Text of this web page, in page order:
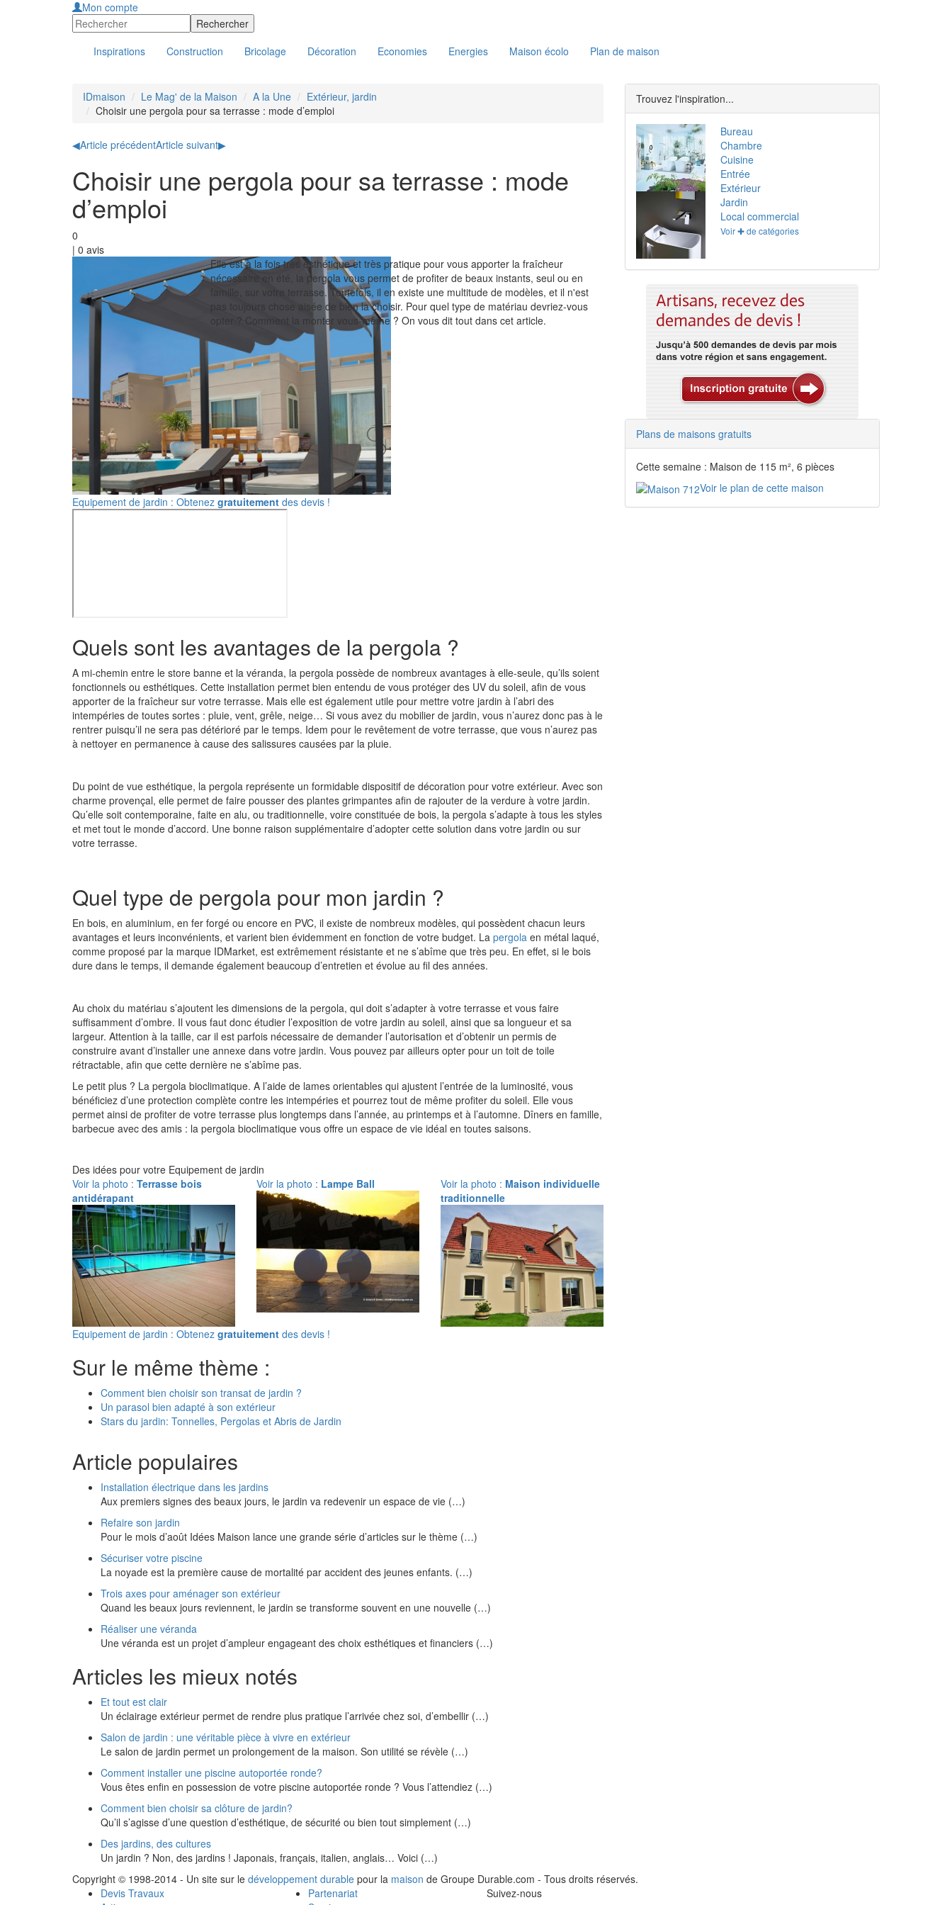
Mon compte
Inspirations Construction Bricolage Décoration Economies Energies Maison écolo Plan de maison
IDmaison Le Mag' de la Maison A la Une
Extérieur, jardin
Choisir une pergola pour sa terrasse : mode d’emploi
◀Article précédentArticle suivant▶
Choisir une pergola pour sa terrasse : mode
d’emploi
0
| 0 avis
Elle est à la fois très esthétique et très pratique pour vous apporter la fraîcheur
nécessaire en été, la pergola vous permet de profiter de beaux instants, seul ou en
famille, sur votre terrasse. Toutefois, il en existe une multitude de modèles, et il n'est
pas toujours chose aisée de bien la choisir. Pour quel type de matériau devriez-vous
opter ? Comment la monter vous-même ? On vous dit tout dans cet article.
Equipement de jardin : Obtenez gratuitement des devis !
Quels sont les avantages de la pergola ?
A mi-chemin entre le store banne et la véranda, la pergola possède de nombreux avantages à elle-seule, qu’ils soient
fonctionnels ou esthétiques. Cette installation permet bien entendu de vous protéger des UV du soleil, afin de vous
apporter de la fraîcheur sur votre terrasse. Mais elle est également utile pour mettre votre jardin à l’abri des
intempéries de toutes sortes : pluie, vent, grêle, neige… Si vous avez du mobilier de jardin, vous n’aurez donc pas à le
rentrer puisqu’il ne sera pas détérioré par le temps. Idem pour le revêtement de votre terrasse, que vous n’aurez pas
à nettoyer en permanence à cause des salissures causées par la pluie.
Du point de vue esthétique, la pergola représente un formidable dispositif de décoration pour votre extérieur. Avec son
charme provençal, elle permet de faire pousser des plantes grimpantes afin de rajouter de la verdure à votre jardin.
Qu’elle soit contemporaine, faite en alu, ou traditionnelle, voire constituée de bois, la pergola s’adapte à tous les styles
et met tout le monde d’accord. Une bonne raison supplémentaire d’adopter cette solution dans votre jardin ou sur
votre terrasse.
Quel type de pergola pour mon jardin ?
En bois, en aluminium, en fer forgé ou encore en PVC, il existe de nombreux modèles, qui possèdent chacun leurs
avantages et leurs inconvénients, et varient bien évidemment en fonction de votre budget. La pergola en métal laqué,
comme proposé par la marque IDMarket, est extrêmement résistante et ne s’abîme que très peu. En effet, si le bois
dure dans le temps, il demande également beaucoup d’entretien et évolue au fil des années.
Au choix du matériau s’ajoutent les dimensions de la pergola, qui doit s’adapter à votre terrasse et vous faire
suffisamment d’ombre. Il vous faut donc étudier l’exposition de votre jardin au soleil, ainsi que sa longueur et sa
largeur. Attention à la taille, car il est parfois nécessaire de demander l’autorisation et d’obtenir un permis de
construire avant d’installer une annexe dans votre jardin. Vous pouvez par ailleurs opter pour un toit de toile
rétractable, afin que cette dernière ne s’abîme pas.
Le petit plus ? La pergola bioclimatique. A l’aide de lames orientables qui ajustent l’entrée de la luminosité, vous
bénéficiez d’une protection complète contre les intempéries et pourrez tout de même profiter du soleil. Elle vous
permet ainsi de profiter de votre terrasse plus longtemps dans l’année, au printemps et à l’automne. Dîners en famille,
barbecue avec des amis : la pergola bioclimatique vous offre un espace de vie idéal en toutes saisons.
Des idées pour votre Equipement de jardin
Voir la photo : Terrasse bois
antidérapant
Voir la photo : Lampe Ball Voir la photo : Maison individuelle
traditionnelle
Equipement de jardin : Obtenez gratuitement des devis !
Sur le même thème :
Comment bien choisir son transat de jardin ?
Un parasol bien adapté à son extérieur
Stars du jardin: Tonnelles, Pergolas et Abris de Jardin
Article populaires
Installation électrique dans les jardins
Aux premiers signes des beaux jours, le jardin va redevenir un espace de vie (…)
Refaire son jardin
Pour le mois d’août Idées Maison lance une grande série d’articles sur le thème (…)
Sécuriser votre piscine
La noyade est la première cause de mortalité par accident des jeunes enfants. (…)
Trois axes pour aménager son extérieur
Quand les beaux jours reviennent, le jardin se transforme souvent en une nouvelle (…)
Réaliser une véranda
Une véranda est un projet d’ampleur engageant des choix esthétiques et financiers (…)
Articles les mieux notés
Et tout est clair
Un éclairage extérieur permet de rendre plus pratique l’arrivée chez soi, d’embellir (…)
Salon de jardin : une véritable pièce à vivre en extérieur
Le salon de jardin permet un prolongement de la maison. Son utilité se révèle (…)
Comment installer une piscine autoportée ronde?
Vous êtes enfin en possession de votre piscine autoportée ronde ? Vous l’attendiez (…)
Comment bien choisir sa clôture de jardin?
Qu’il s’agisse d’une question d’esthétique, de sécurité ou bien tout simplement (…)
Des jardins, des cultures
Un jardin ? Non, des jardins ! Japonais, français, italien, anglais… Voici (…)
Trouvez l'inspiration...
Bureau
Chambre
Cuisine
Entrée
Extérieur
Jardin
Local commercial
Voir ✚ de catégories
Plans de maisons gratuits
Cette semaine : Maison de 115 m², 6 pièces
Voir le plan de cette maison
Copyright © 1998-2014 - Un site sur le développement durable pour la maison de Groupe Durable.com - Tous droits réservés.
Devis Travaux
Partenariat
Suivez-nous